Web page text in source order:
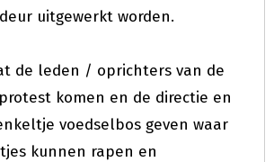
uitgewerkt worden.
de leden / oprichters van de
komen en de directie en
voedselbos geven waar
kunnen rapen en